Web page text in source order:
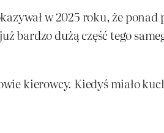
w 2025 roku, że ponad
dużą część tego
kierowcy. Kiedyś miało